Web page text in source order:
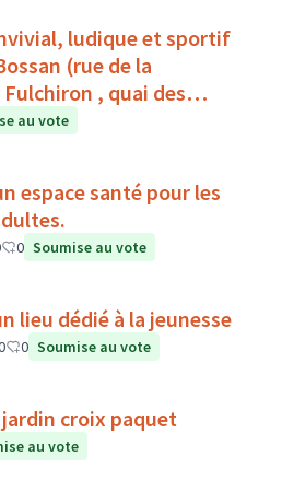
ludique et sportif
(rue de la
, quai des
au vote
espace santé pour les
0 Soumise au vote
lieu dédié à la jeunesse
0 Soumise au vote
croix paquet
au vote